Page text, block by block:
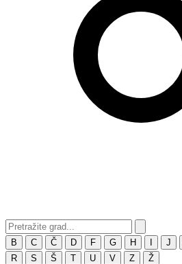
B C Č D F G H J
R
S Š T U V Z Ž